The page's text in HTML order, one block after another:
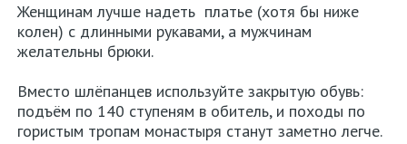
Женщинам лучше надеть платье (хотя бы ниже
колен) с длинными рукавами, а мужчинам
желательны брюки.
Вместо шлёпанцев используйте закрытую обувь:
подъём по 140 ступеням в обитель, и походы по
гористым тропам монастыря станут заметно легче.